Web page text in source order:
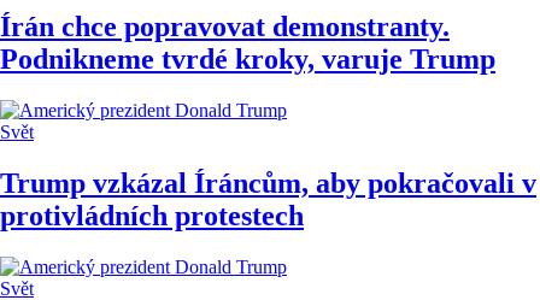
Írán chce popravovat demonstranty.
Podnikneme tvrdé kroky, varuje Trump
Svět
Trump vzkázal Íráncům, aby pokračovali v
protivládních protestech
Svět